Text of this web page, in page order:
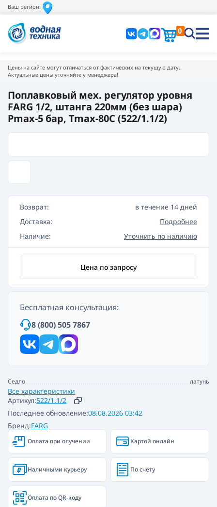
Ваш регион:
0
Цены на сайте могут отличаться от фактических на текущую дату.
Актуальные цены уточняйте у менеджера!
Поплавковый мех. регулятор уровня
FARG 1/2, штанга 220мм (без шара)
Pmax-5 бар, Tmax-80C (522/1.1/2)
Артикул:522/1.1/2
Бренд:FARG
Последнее обновление:08.08.2026 03:42
Седло латунь
Все характеристики
Возврат:
в течение 14 дней
Доставка:
Подробнее
Наличие:
Уточнить по наличию
Цена по запросу
Бесплатная консультация:
8 (800) 505 7867
Оплата при олучении Картой онлайн
Наличными курьеру По счёту
Оплата по QR-коду